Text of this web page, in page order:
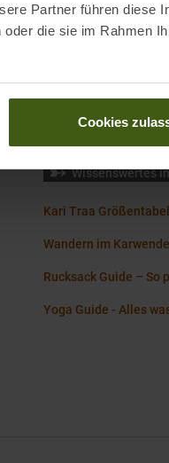
Partner führen diese
die sie im Rahmen
Cookies
Marke
Wissenswertes
Kari Traa
Wandern im Karwendel
Rucksack Guide – So
Yoga Guide - Alles